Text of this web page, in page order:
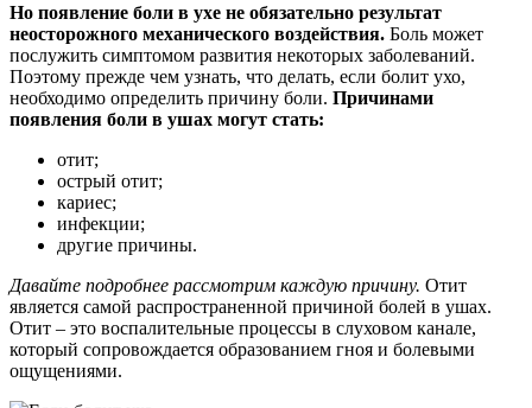
Но появление боли в ухе не обязательно результат
неосторожного механического воздействия. Боль может
послужить симптомом развития некоторых заболеваний.
Поэтому прежде чем узнать, что делать, если болит ухо,
необходимо определить причину боли. Причинами
появления боли в ушах могут стать:
отит;
острый отит;
кариес;
инфекции;
другие причины.
Давайте подробнее рассмотрим каждую причину. Отит
является самой распространенной причиной болей в ушах.
Отит – это воспалительные процессы в слуховом канале,
который сопровождается образованием гноя и болевыми
ощущениями.